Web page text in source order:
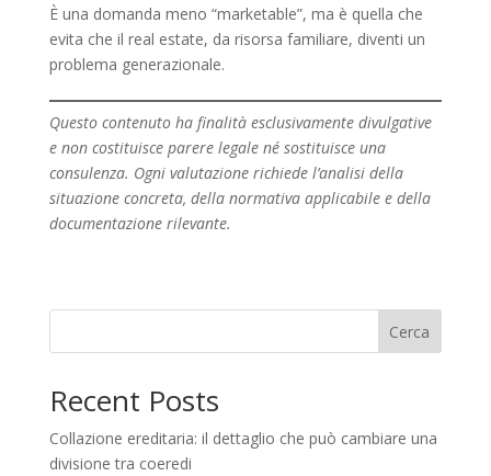
È una domanda meno “marketable”, ma è quella che
evita che il real estate, da risorsa familiare, diventi un
problema generazionale.
Questo contenuto ha finalità esclusivamente divulgative
e non costituisce parere legale né sostituisce una
consulenza. Ogni valutazione richiede l’analisi della
situazione concreta, della normativa applicabile e della
documentazione rilevante.
Cerca
Recent Posts
Collazione ereditaria: il dettaglio che può cambiare una
divisione tra coeredi